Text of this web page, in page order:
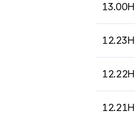
13.00H
12.23H
12.22H
12.21H